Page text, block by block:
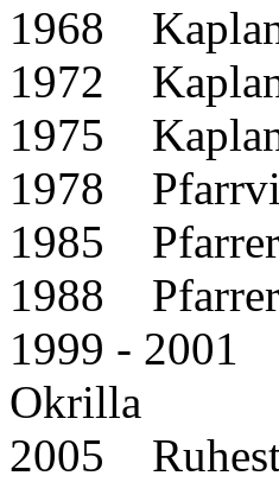
1968
1972
1975
1978
1985
1988 Pfarrer
1999 - 2001
Okrilla
2005